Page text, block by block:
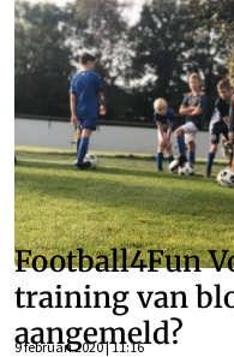
Football4Fun
training van
aangemeld?
9 februari 2020 | 11:16